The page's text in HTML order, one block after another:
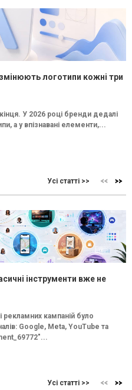
логотипи кожні три
У 2026 році бренди дедалі
а у впізнавані елементи,...
Усі статті >>
інструменти вже не
рекламних кампаній було
Google, Meta, YouTube та
Усі статті >>